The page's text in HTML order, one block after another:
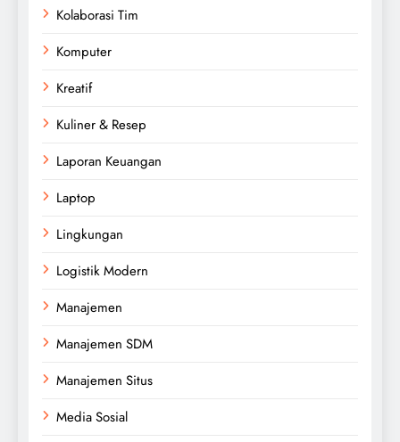
Kolaborasi Tim
Komputer
Kreatif
Kuliner & Resep
Laporan Keuangan
Laptop
Lingkungan
Logistik Modern
Manajemen
Manajemen SDM
Manajemen Situs
Media Sosial